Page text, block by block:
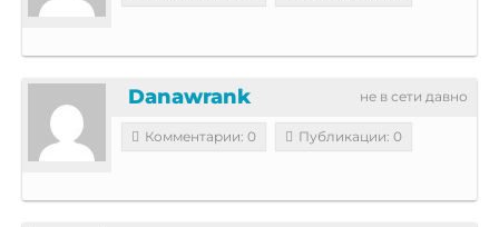
не в сети давно
Danawrank
Комментарии: 0 Публикации: 0